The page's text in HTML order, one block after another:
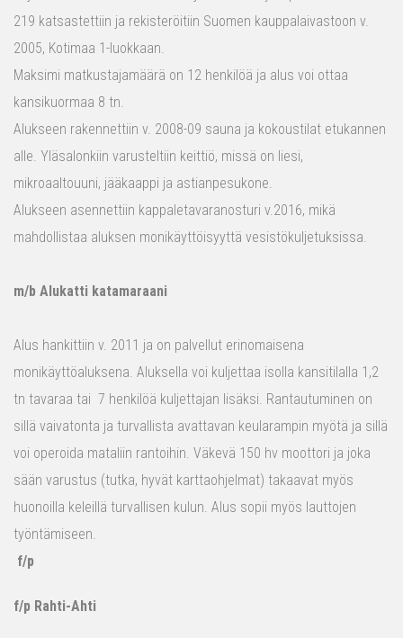
219 katsastettiin ja rekisteröitiin Suomen kauppalaivastoon v.
2005, Kotimaa 1-luokkaan.
Maksimi matkustajamäärä on 12 henkilöä ja alus voi ottaa
kansikuormaa 8 tn.
Alukseen rakennettiin v. 2008-09 sauna ja kokoustilat etukannen
alle. Yläsalonkiin varusteltiin keittiö, missä on liesi,
mikroaaltouuni, jääkaappi ja astianpesukone.
Alukseen asennettiin kappaletavaranosturi v.2016, mikä
mahdollistaa aluksen monikäyttöisyyttä vesistökuljetuksissa.
m/b Alukatti katamaraani
Alus hankittiin v. 2011 ja on palvellut erinomaisena
monikäyttöaluksena. Aluksella voi kuljettaa isolla kansitilalla 1,2
tn tavaraa tai 7 henkilöä kuljettajan lisäksi. Rantautuminen on
sillä vaivatonta ja turvallista avattavan keularampin myötä ja sillä
voi operoida mataliin rantoihin. Väkevä 150 hv moottori ja joka
sään varustus (tutka, hyvät karttaohjelmat) takaavat myös
huonoilla keleillä turvallisen kulun. Alus sopii myös lauttojen
työntämiseen.
f/p
f/p Rahti-Ahti